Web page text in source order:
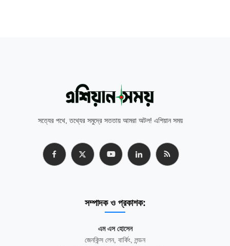
সত্যের পথে, তথ্যের সমুদ্রে সততায় আমরা অটল! এশিয়ান সময়
সম্পাদক ও প্রকাশক:
এম এস হোসেন
জেনকিন্স লেন, বার্কিং, লন্ডন